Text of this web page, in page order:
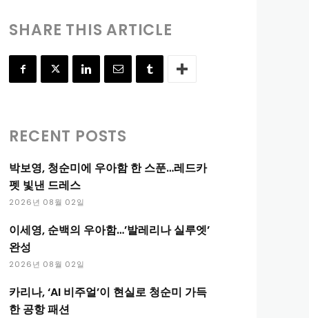
SHARE THIS ARTICLE
RECENT POSTS
박보영, 청순미에 우아함 한 스푼…레드카
펫 빛낸 드레스
2026년 08월 02일
이세영, 순백의 우아함…’발레리나 실루엣’
완성
2026년 08월 02일
카리나, ‘AI 비주얼’이 현실로 청순미 가득
한 공항 패션